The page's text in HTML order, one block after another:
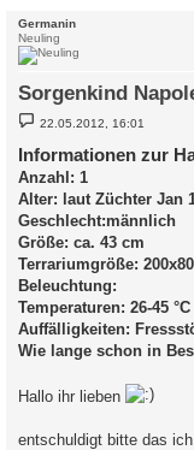
Germanin
Neuling
Sorgenkind
B
e
i
t
r
g
22.05.2012, 16:01
Informationen zur
Anzahl: 1
Alter: laut Züchter Jan
Geschlecht:männlich
Größe: ca. 43 cm
Terrariumgröße:
Beleuchtung:
Temperaturen: 26-45 °C
Auffälligkeiten:
Wie lange schon in
Hallo ihr lieben
entschuldigt bitte das